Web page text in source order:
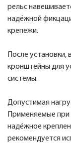
рельс
надёжной
крепежи.
После
кронштейны для
системы.
Допустимая
Применяемые
надёжное
рекомендуется